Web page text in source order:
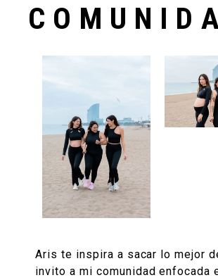
Aris te inspira a sacar lo mejor
invito a mi comunidad enfocada